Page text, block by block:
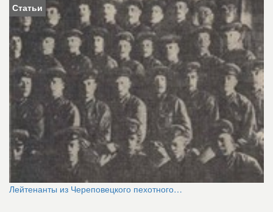
Статьи
Лейтенанты из Череповецкого пехотного…